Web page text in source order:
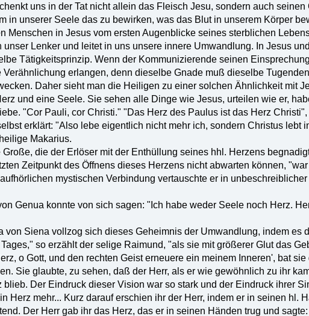
uns in der Tat nicht allein das Fleisch Jesu, sondern auch
in unserer Seele das zu bewirken, was das Blut in unserem Körper
Menschen in Jesus vom ersten Augenblicke seines sterblichen
unser Lenker und leitet in uns unsere innere Umwandlung. In Jesus
Tätigkeitsprinzip. Wenn der Kommunizierende seinen
erlangen, denn dieselbe Gnade muß dieselbe
Daher sieht man die Heiligen zu einer solchen Ähnlichkeit mit
und eine Seele. Sie sehen alle Dinge wie Jesus, urteilen wie er,
"Cor Pauli, cor Christi." "Das Herz des Paulus ist das Herz
erklärt: "Also lebe eigentlich nicht mehr ich, sondern Christus lebt
Makarius.
Große, die der Erlöser mit der Enthüllung seines hhl. Herzens
Zeitpunkt des Öffnens dieses Herzens nicht abwarten können,
mystischen Verbindung vertauschte er in
Genua konnte von sich sagen: "Ich habe weder Seele noch Herz.
von Siena vollzog sich dieses Geheimnis der Umwandlung, indem es
so erzählt der selige Raimund, "als sie mit größerer Glut das
o Gott, und den rechten Geist erneuere ein meinem Inneren', bat
Sie glaubte, zu sehen, daß der Herr, als er wie gewöhnlich zu ihr
blieb. Der Eindruck dieser Vision war so stark und der Eindruck ihrer
Herz mehr... Kurz darauf erschien ihr der Herr, indem er in seinen hl.
Der Herr gab ihr das Herz, das er in seinen Händen trug und